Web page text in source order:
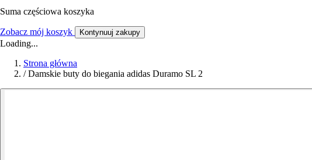
Suma częściowa koszyka
Zobacz mój koszyk Kontynuuj zakupy
Loading...
Strona główna
/ Damskie buty do biegania adidas Duramo SL 2